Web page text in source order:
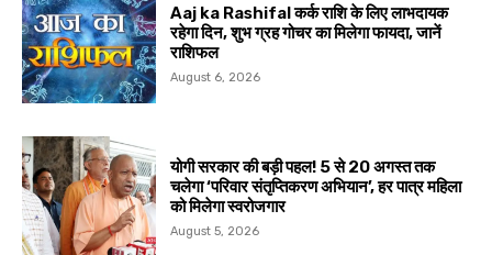
Aaj ka Rashifal कर्क राशि के लिए लाभदायक
रहेगा दिन, शुभ ग्रह गोचर का मिलेगा फायदा, जानें
राशिफल
August 6, 2026
योगी सरकार की बड़ी पहल! 5 से 20 अगस्त तक
चलेगा ‘परिवार संतृप्तिकरण अभियान’, हर पात्र महिला
को मिलेगा स्वरोजगार
August 5, 2026